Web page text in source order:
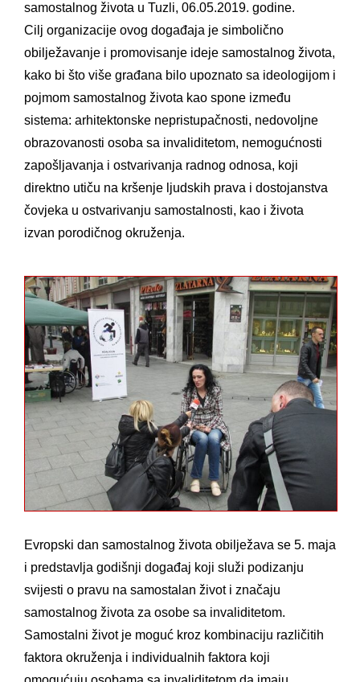
samostalnog života u Tuzli, 06.05.2019. godine.
Cilj organizacije ovog događaja je simbolično
obilježavanje i promovisanje ideje samostalnog života,
kako bi što više građana bilo upoznato sa ideologijom i
pojmom samostalnog života kao spone između
sistema: arhitektonske nepristupačnosti, nedovoljne
obrazovanosti osoba sa invaliditetom, nemogućnosti
zapošljavanja i ostvarivanja radnog odnosa, koji
direktno utiču na kršenje ljudskih prava i dostojanstva
čovjeka u ostvarivanju samostalnosti, kao i života
izvan porodičnog okruženja.
Evropski dan samostalnog života obilježava se 5. maja
i predstavlja godišnji događaj koji služi podizanju
svijesti o pravu na samostalan život i značaju
samostalnog života za osobe sa invaliditetom.
Samostalni život je moguć kroz kombinaciju različitih
faktora okruženja i individualnih faktora koji